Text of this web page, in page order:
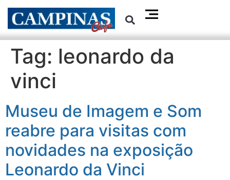
Tag: leonardo da
vinci
Museu de Imagem e Som
reabre para visitas com
novidades na exposição
Leonardo da Vinci